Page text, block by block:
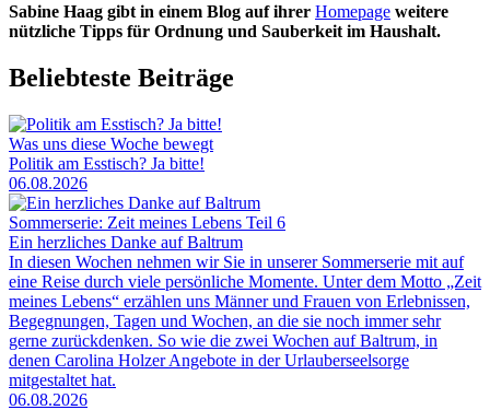
Sabine Haag gibt in einem Blog auf ihrer Homepage weitere
nützliche Tipps für Ordnung und Sauberkeit im Haushalt.
Beliebteste Beiträge
Was uns diese Woche bewegt
Politik am Esstisch? Ja bitte!
06.08.2026
Sommerserie: Zeit meines Lebens Teil 6
Ein herzliches Danke auf Baltrum
In diesen Wochen nehmen wir Sie in unserer Sommerserie mit auf
eine Reise durch viele persönliche Momente. Unter dem Motto „Zeit
meines Lebens“ erzählen uns Männer und Frauen von Erlebnissen,
Begegnungen, Tagen und Wochen, an die sie noch immer sehr
gerne zurückdenken. So wie die zwei Wochen auf Baltrum, in
denen Carolina Holzer Angebote in der Urlauberseelsorge
mitgestaltet hat.
06.08.2026